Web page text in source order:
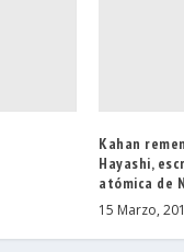
Kahan
Hayashi,
atómica de
15 Marzo,